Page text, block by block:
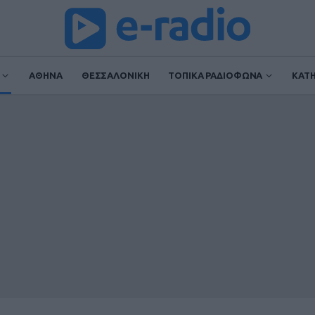
ΑΘΗΝΑ ΘΕΣΣΑΛΟΝΙΚΗ ΤΟΠΙΚΑ ΡΑΔΙΟΦΩΝΑ